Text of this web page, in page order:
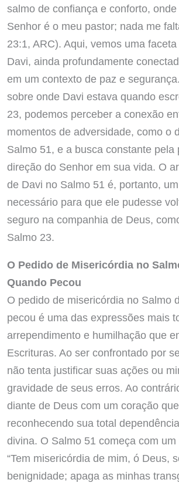
salmo de confiança e conforto, onde
Senhor é o meu pastor; nada me
23:1, ARC). Aqui, vemos uma
Davi, ainda profundamente
em um contexto de paz e
sobre onde Davi estava quando
23, podemos perceber a conexão
momentos de adversidade, como o
Salmo 51, e a busca constante pela
direção do Senhor em sua vida. O
de Davi no Salmo 51 é, portanto,
necessário para que ele pudesse
seguro na companhia de Deus,
Salmo 23.
O Pedido de Misericórdia no
Quando Pecou
O pedido de misericórdia no Salmo
pecou é uma das expressões mais
arrependimento e humilhação que
Escrituras. Ao ser confrontado por
não tenta justificar suas ações ou
gravidade de seus erros. Ao
diante de Deus com um coração
reconhecendo sua total
divina. O Salmo 51 começa com
“Tem misericórdia de mim, ó Deus,
benignidade; apaga as minhas